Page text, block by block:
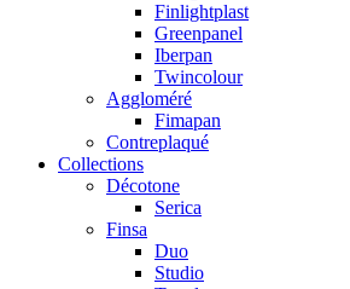
Finlightplast
Greenpanel
Iberpan
Twincolour
Aggloméré
Fimapan
Contreplaqué
Collections
Décotone
Serica
Finsa
Duo
Studio